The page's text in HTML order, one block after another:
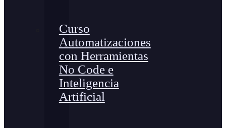
Curso
Automatizaciones
con Herramientas
No Code e
Inteligencia
Artificial